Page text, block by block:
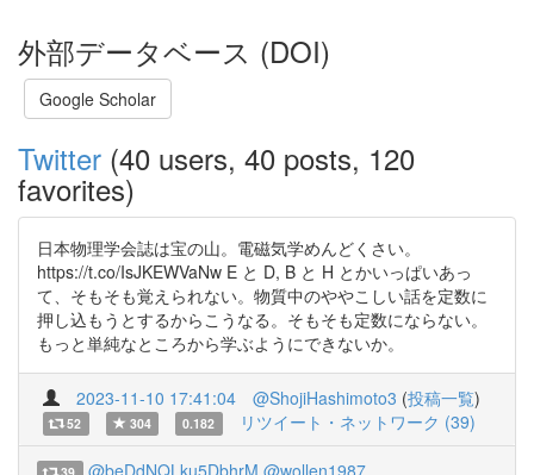
外部データベース (DOI)
Google Scholar
Twitter (40 users, 40 posts, 120
favorites)
日本物理学会誌は宝の山。電磁気学めんどくさい。
https://t.co/IsJKEWVaNw E と D, B と H とかいっぱいあっ
て、そもそも覚えられない。物質中のややこしい話を定数に
押し込もうとするからこうなる。そもそも定数にならない。
もっと単純なところから学ぶようにできないか。
2023-11-10 17:41:04 @ShojiHashimoto3 (投稿一覧)
52 304 0.182 リツイート・ネットワーク (39)
@beDdNQLku5DbhrM @wollen1987